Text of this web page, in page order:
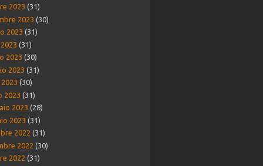
2023 (31)
2023 (30)
2023 (31)
(31)
2023 (30)
2023 (31)
(30)
2023 (31)
2023 (28)
2023 (31)
2022 (31)
2022 (30)
2022 (31)